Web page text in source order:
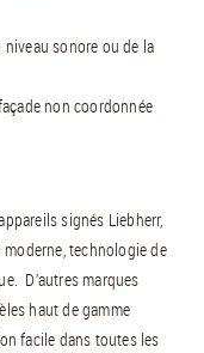
sonore ou de la
non coordonnée
signés Liebherr,
technologie de
D’autres marques
haut de gamme
facile dans toutes les